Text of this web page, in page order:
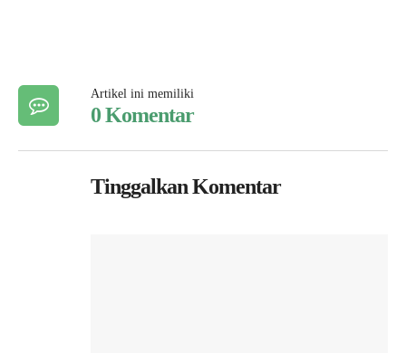
Artikel ini memiliki
0 Komentar
Tinggalkan Komentar